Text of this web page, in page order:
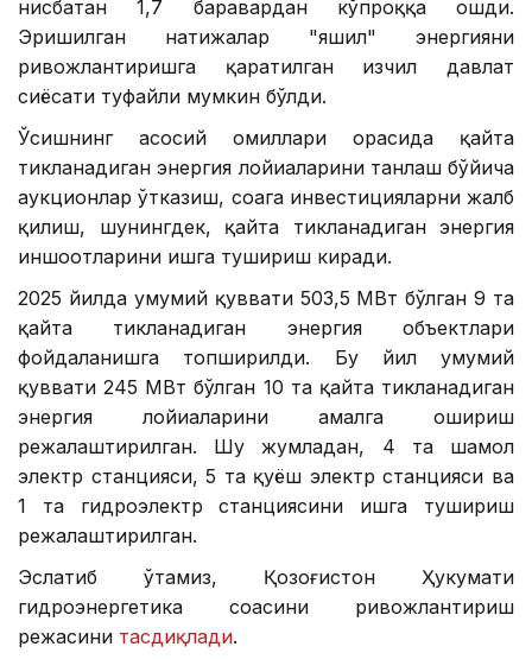
нисбатан 1,7 баравардан кўпроққа ошди.
Эришилган натижалар "яшил" энергияни
ривожлантиришга қаратилган изчил давлат
сиёсати туфайли мумкин бўлди.
Ўсишнинг асосий омиллари орасида қайта
тикланадиган энергия лойиҳаларини танлаш бўйича
аукционлар ўтказиш, соҳага инвестицияларни жалб
қилиш, шунингдек, қайта тикланадиган энергия
иншоотларини ишга тушириш киради.
2025 йилда умумий қуввати 503,5 МВт бўлган 9 та
қайта тикланадиган энергия объектлари
фойдаланишга топширилди. Бу йил умумий
қуввати 245 МВт бўлган 10 та қайта тикланадиган
энергия лойиҳаларини амалга ошириш
режалаштирилган. Шу жумладан, 4 та шамол
электр станцияси, 5 та қуёш электр станцияси ва
1 та гидроэлектр станциясини ишга тушириш
режалаштирилган.
Эслатиб ўтамиз, Қозоғистон Ҳукумати
гидроэнергетика соҳасини ривожлантириш
режасини тасдиқлади.